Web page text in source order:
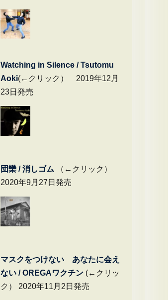
Watching in Silence / Tsutomu
Aoki(←クリック） 2019年12月
23日発売
団欒 / 消しゴム （←クリック）
2020年9月27日発売
マスクをつけない あなたに会え
ない / OREGAワクチン (←クリッ
ク） 2020年11月2日発売